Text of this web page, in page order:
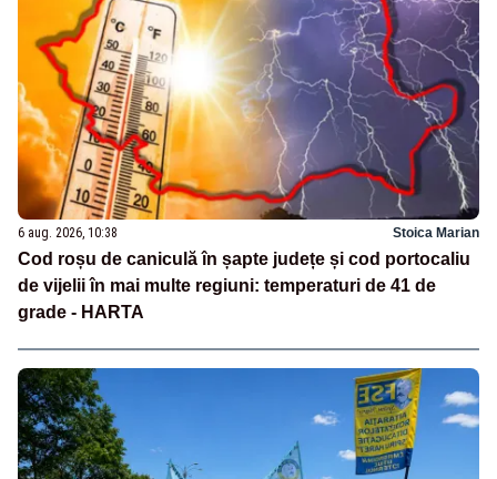
6 aug. 2026, 10:38 Stoica Marian
Cod roșu de caniculă în șapte județe și cod portocaliu
de vijelii în mai multe regiuni: temperaturi de 41 de
grade - HARTA